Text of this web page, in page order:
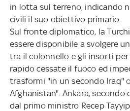
in lotta sul terreno, indicando
civili il suo obiettivo primario.
Sul fronte diplomatico, la
essere disponibile a svolgere
tra il colonnello e gli insorti per
rapido cessate il fuoco ed
trasformi "in un secondo Iraq"
Afghanistan". Ankara,
dal primo ministro Recep